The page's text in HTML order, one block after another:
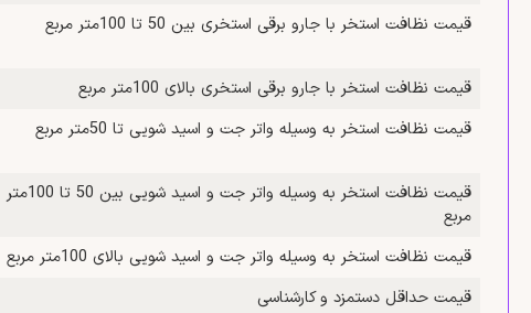
قیمت نظافت استخر با جارو برقی استخری بین 50 تا 100متر مربع
قیمت نظافت استخر با جارو برقی استخری بالای 100متر مربع
قیمت نظافت استخر به وسیله واتر جت و اسید شویی تا 50متر مربع
قیمت نظافت استخر به وسیله واتر جت و اسید شویی بین 50 تا 100متر
مربع
قیمت نظافت استخر به وسیله واتر جت و اسید شویی بالای 100متر مربع
قیمت حداقل دستمزد و کارشناسی